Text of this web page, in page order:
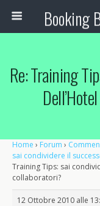
Re: Training
Home › Forum ›
sai condividere il
Training Tips: sai
collaboratori?
12 Ottobre 2010 alle